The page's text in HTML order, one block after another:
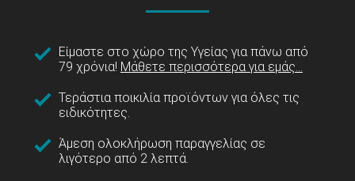
Είμαστε στο χώρο της Υγείας για πάνω από
79 χρόνια! Μάθετε περισσότερα για εμάς...
Τεράστια ποικιλία προϊόντων για όλες τις
ειδικότητες.
Άμεση ολοκλήρωση παραγγελίας σε
λιγότερο από 2 λεπτά.